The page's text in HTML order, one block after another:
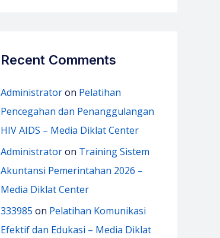
Recent Comments
Administratoron Pelatihan
Pencegahan dan Penanggulangan
HIV AIDS – Media Diklat Center
Administratoron Training Sistem
Akuntansi Pemerintahan 2026 –
Media Diklat Center
333985 on Pelatihan Komunikasi
Efektif dan Edukasi – Media Diklat